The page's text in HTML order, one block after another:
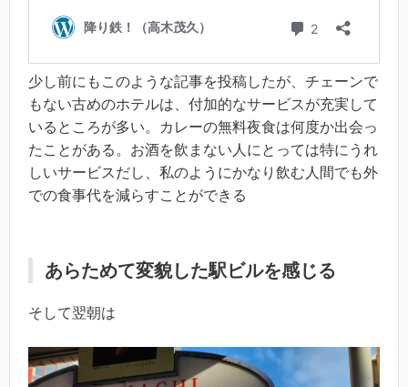
少し前にもこのような記事を投稿したが、チェーンで
もない古めのホテルは、付加的なサービスが充実して
いるところが多い。カレーの無料夜食は何度か出会っ
たことがある。お酒を飲まない人にとっては特にうれ
しいサービスだし、私のようにかなり飲む人間でも外
での食事代を減らすことができる
あらためて変貌した駅ビルを感じる
そして翌朝は